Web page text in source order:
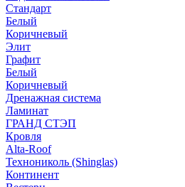
Стандарт
Белый
Коричневый
Элит
Графит
Белый
Коричневый
Дренажная система
Ламинат
ГРАНД СТЭП
Кровля
Alta-Roof
Технониколь (Shinglas)
Континент